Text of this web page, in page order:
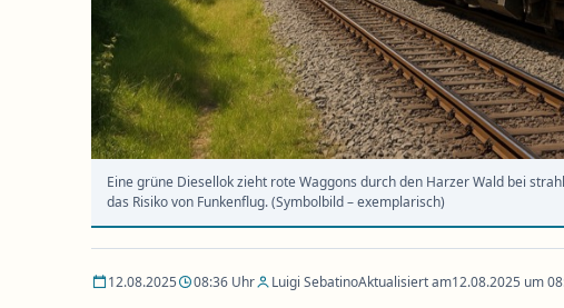
Eine grüne Diesellok zieht rote Waggons durch den Harzer Wald bei
das Risiko von Funkenflug. (Symbolbild – exemplarisch)
12.08.2025 08:36 Uhr Luigi SebatinoAktualisiert am12.08.2025 um